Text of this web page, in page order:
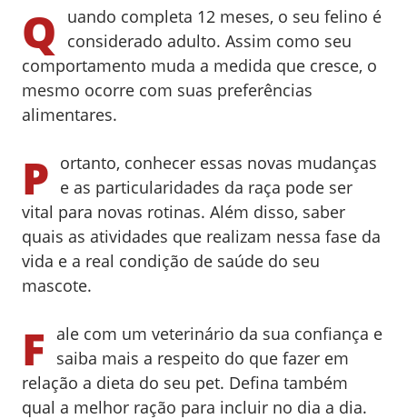
Q
uando completa 12 meses, o seu felino é
considerado adulto. Assim como seu
comportamento muda a medida que cresce, o
mesmo ocorre com suas preferências
alimentares.
P ortanto, conhecer essas novas mudanças
e as particularidades da raça pode ser
vital para novas rotinas. Além disso, saber
quais as atividades que realizam nessa fase da
vida e a real condição de saúde do seu
mascote.
F ale com um veterinário da sua confiança e
saiba mais a respeito do que fazer em
relação a dieta do seu pet. Defina também
qual a melhor ração para incluir no dia a dia.